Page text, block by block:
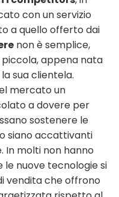
con un servizio
a quello offerto dai
non è semplice,
appena nata
sua clientela.
mercato un
a dovere per
sostenere le
siano accattivanti
In molti non hanno
nuove tecnologie si
vendita che offrono